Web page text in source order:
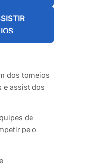
dos torneios
e assistidos
de
pelo